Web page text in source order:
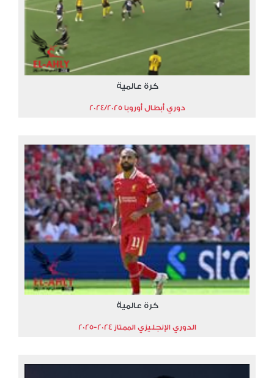
كرة عالمية
دوري أبطال أوروبا 2024/2025
كرة عالمية
الدوري الإنجليزي الممتاز 2024-2025